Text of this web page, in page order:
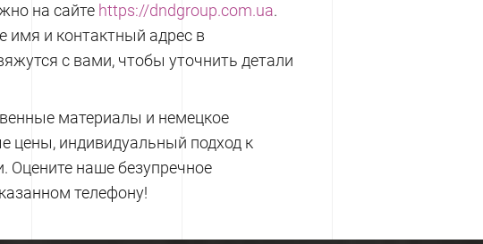
на сайте https://dndgroup.com.ua.
имя и контактный адрес в
с вами, чтобы уточнить детали
материалы и немецкое
цены, индивидуальный подход к
Оцените наше безупречное
телефону!